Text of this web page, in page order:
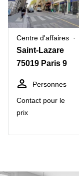
de
réunion
Bureau
virtuel
Nantes
Toulouse
Strasbourg
Paris
Coworking
Lyon
Coworking
d'affaires
Coworking
Toulouse
Coworking
d'affaires
Centre d'affaires
Saint-Lazare
75019 Paris 9
Personnes
Contact pour le
prix